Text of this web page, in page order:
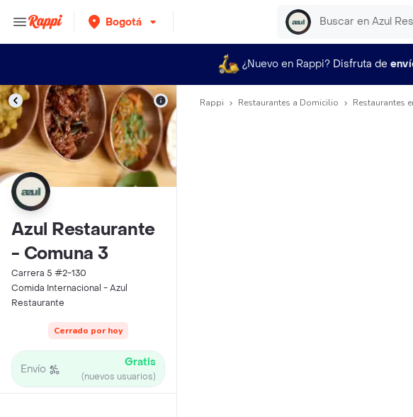
Bogotá
¿Nuevo en Rappi? Disfruta de
Azul Restaurante
- Comuna 3
Carrera 5 #2-130
Comida Internacional - Azul
Restaurante
Cerrado por hoy
Envío Gratis
(nuevos usuarios)
Rappi Restaurantes a Domicilio Restaurantes